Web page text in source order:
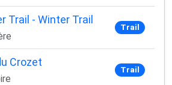
Trail - Winter Trail
Trail
Crozet
Trail